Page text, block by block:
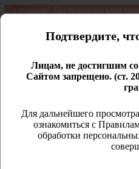
Внимание! По техническим
является демонстрационным.
Открыть сайдбар
Личный кабинет
Закрыть
Подтвердите,
Лицам, не достигшим
Сайтом запрещено. (ст.
Для дальнейшего
ознакомиться с
обработки